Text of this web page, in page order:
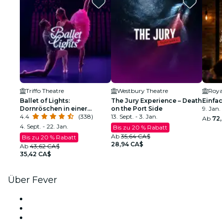
Triffo Theatre
Ballet of Lights:
Dornröschen in einer
funkelnden Show
4.4
(338)
4. Sept. - 22. Jan.
Bis zu 20 % Rabatt
Ab 43,62 CA$
35,42 CA$
Westbury Theatre
The Jury Experience – Death
on the Port Side
13. Sept. - 3. Jan.
Bis zu 20 % Rabatt
Ab 35,64 CA$
28,94 CA$
9. Jan.
Ab
Über Fever